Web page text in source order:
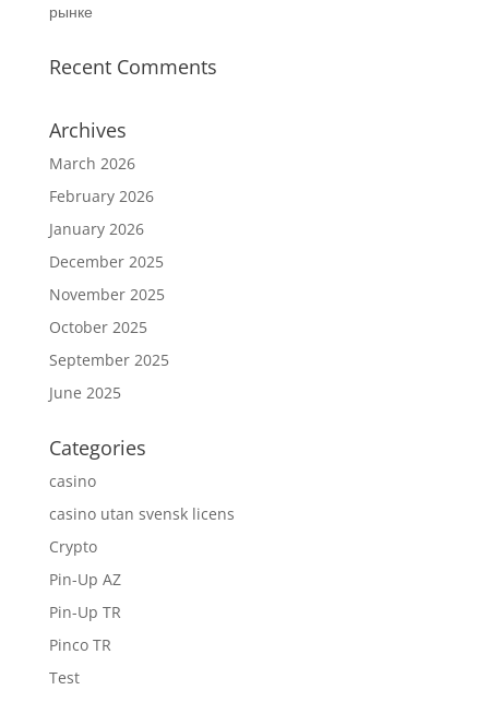
рынке
Recent Comments
Archives
March 2026
February 2026
January 2026
December 2025
November 2025
October 2025
September 2025
June 2025
Categories
casino
casino utan svensk licens
Crypto
Pin-Up AZ
Pin-Up TR
Pinco TR
Test